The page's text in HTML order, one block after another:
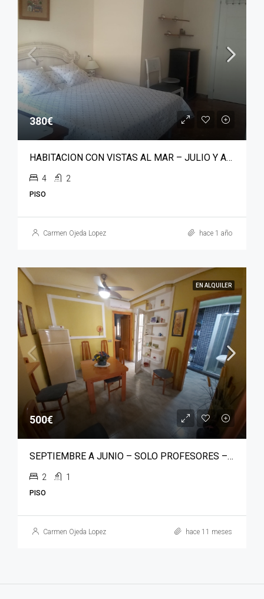
380€
HABITACION CON VISTAS AL MAR – JULIO Y AGOSTO – PARQUE NICOLAS SALMERON
4 2
PISO
Carmen Ojeda Lopez hace 1 año
EN ALQUILER
500€
SEPTIEMBRE A JUNIO – SOLO PROFESORES – RETAMAR SUR
2 1
PISO
Carmen Ojeda Lopez hace 11 meses